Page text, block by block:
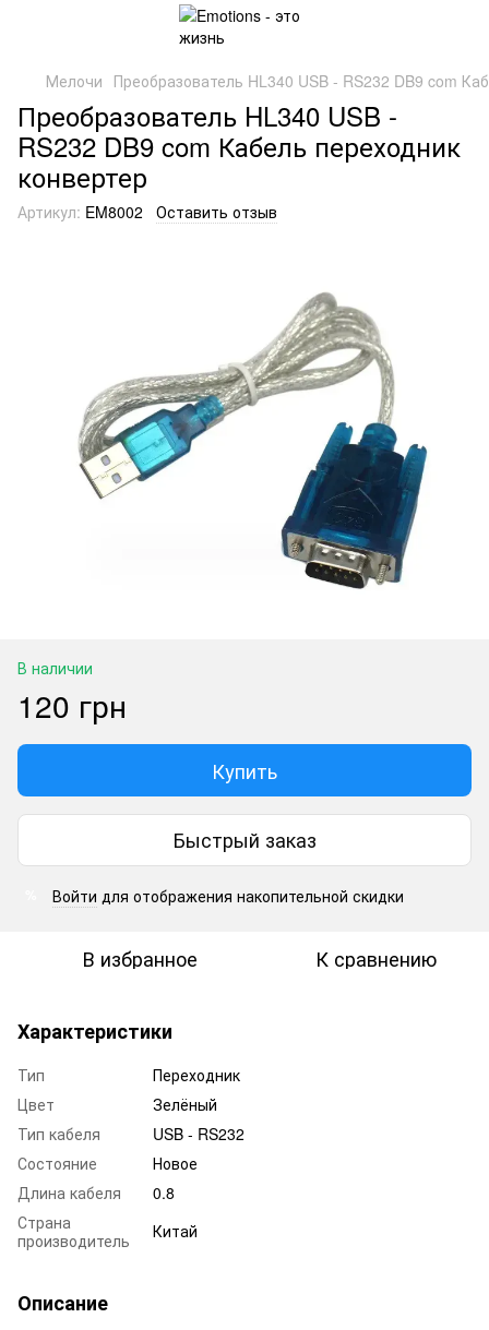
Мелочи Преобразователь HL340 USB - RS232 DB9 com
Преобразователь HL340 USB -
RS232 DB9 com Кабель переходник
конвертер
Артикул: EM8002 Оставить отзыв
В наличии
120 грн
Купить
Быстрый заказ
Войти для отображения накопительной скидки
В избранное К сравнению
Характеристики
Тип
Переходник
Цвет
Зелёный
Тип кабеля
USB - RS232
Состояние
Новое
Длина кабеля
0.8
Страна
производитель
Китай
Описание